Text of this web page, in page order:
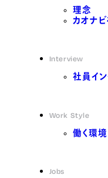
理念
カオナビ
Interview
社員イン
Work Style
働く環境
Jobs